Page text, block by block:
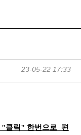
23-05-22 17:33
"클릭" 한번으로 편